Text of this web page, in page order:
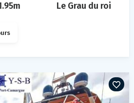
Le Grau du roi